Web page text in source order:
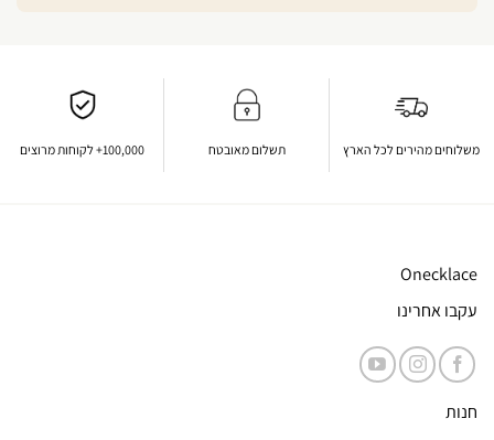
משלוחים מהירים לכל הארץ תשלום מאובטח 100,000+ לקוחות מרוצים
Onecklace
עקבו אחרינו
חנות